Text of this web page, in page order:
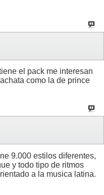
el pack me interesan
como la de prince
9.000 estilos diferentes,
y todo tipo de ritmos
a la musica latina.